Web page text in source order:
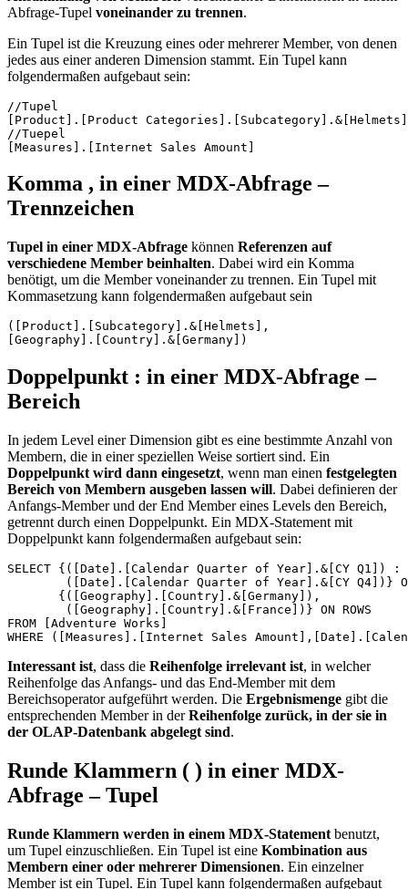
Abfrage-Tupel voneinander zu trennen.
Ein Tupel ist die Kreuzung eines oder mehrerer Member, von denen
jedes aus einer anderen Dimension stammt. Ein Tupel kann
folgendermaßen aufgebaut sein:
//Tupel
[Product].[Product Categories].[Subcategory].&[Helmets]
//Tuepel
[Measures].[Internet Sales Amount]
Komma , in einer MDX-Abfrage –
Trennzeichen
Tupel in einer MDX-Abfrage können Referenzen auf
verschiedene Member beinhalten. Dabei wird ein Komma
benötigt, um die Member voneinander zu trennen. Ein Tupel mit
Kommasetzung kann folgendermaßen aufgebaut sein
([Product].[Subcategory].&[Helmets],
[Geography].[Country].&[Germany])
Doppelpunkt : in einer MDX-Abfrage –
Bereich
In jedem Level einer Dimension gibt es eine bestimmte Anzahl von
Membern, die in einer speziellen Weise sortiert sind. Ein
Doppelpunkt wird dann eingesetzt, wenn man einen festgelegten
Bereich von Membern ausgeben lassen will. Dabei definieren der
Anfangs-Member und der End Member eines Levels den Bereich,
getrennt durch einen Doppelpunkt. Ein MDX-Statement mit
Doppelpunkt kann folgendermaßen aufgebaut sein:
SELECT {([Date].[Calendar Quarter of Year].&[CY Q1]) :
       {([Geography].[Country].&[Germany]),
FROM [Adventure Works]
WHERE ([Measures].[Internet Sales
Interessant ist, dass die Reihenfolge irrelevant ist, in welcher
Reihenfolge das Anfangs- und das End-Member mit dem
Bereichsoperator aufgeführt werden. Die Ergebnismenge gibt die
entsprechenden Member in derReihenfolge zurück, in der sie in
der OLAP-Datenbank abgelegt sind.
Runde Klammern ( ) in einer MDX-
Abfrage – Tupel
Runde Klammern werden in einem MDX-Statement benutzt,
um Tupel einzuschließen. Ein Tupel ist eine Kombination aus
Membern einer oder mehrerer Dimensionen. Ein einzelner
Member ist ein Tupel. Ein Tupel kann folgendermaßen aufgebaut